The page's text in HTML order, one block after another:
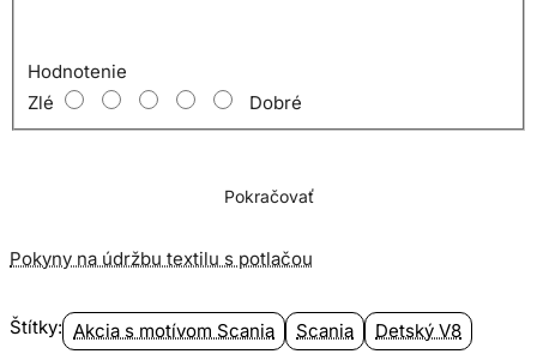
Hodnotenie
Zlé
Dobré
Pokračovať
Pokyny na údržbu textilu s potlačou
Štítky: Akcia s motívom Scania Scania Detský V8